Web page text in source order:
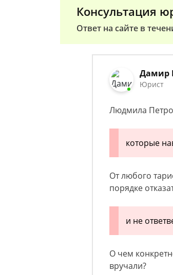
Консультация
Ответ на сайте в
Дамир
Юрист
Людмила
которые
От любого
порядке
и не
О чем
вручали?